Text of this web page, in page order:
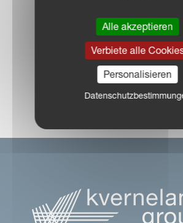
HÄNDLERSUCHE
Alle akzeptieren
Verbiete alle
Personalisieren